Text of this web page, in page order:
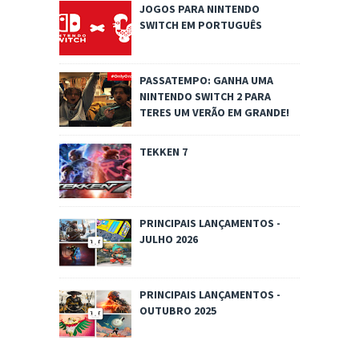
JOGOS PARA NINTENDO
SWITCH EM PORTUGUÊS
PASSATEMPO: GANHA UMA
NINTENDO SWITCH 2 PARA
TERES UM VERÃO EM GRANDE!
TEKKEN 7
PRINCIPAIS LANÇAMENTOS -
JULHO 2026
PRINCIPAIS LANÇAMENTOS -
OUTUBRO 2025